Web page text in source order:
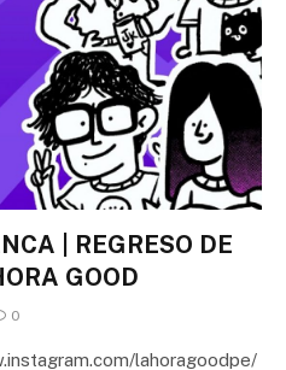
| REGRESO DE
GOOD
0
lahoragoodpe/